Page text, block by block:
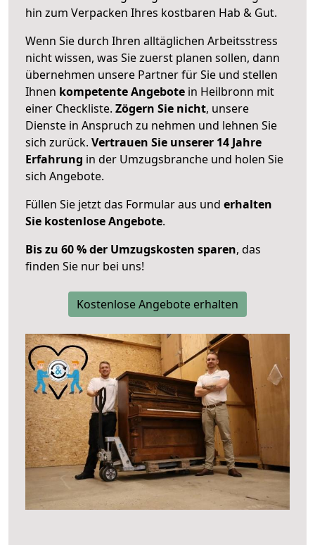
hin zum Verpacken Ihres kostbaren Hab & Gut.
Wenn Sie durch Ihren alltäglichen Arbeitsstress
nicht wissen, was Sie zuerst planen sollen, dann
übernehmen unsere Partner für Sie und stellen
Ihnen kompetente Angebote in Heilbronn mit
einer Checkliste. Zögern Sie nicht, unsere
Dienste in Anspruch zu nehmen und lehnen Sie
sich zurück. Vertrauen Sie unserer 14 Jahre
Erfahrung in der Umzugsbranche und holen Sie
sich Angebote.
Füllen Sie jetzt das Formular aus und erhalten
Sie kostenlose Angebote.
Bis zu 60 % der Umzugskosten sparen, das
finden Sie nur bei uns!
Kostenlose Angebote erhalten